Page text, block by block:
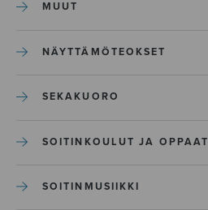
MUUT
NÄYTTÄMÖTEOKSET
SEKAKUORO
SOITINKOULUT JA OPPAAT
SOITINMUSIIKKI